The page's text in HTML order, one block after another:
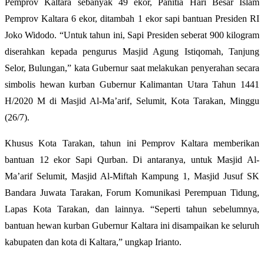
Pemprov Kaltara 6 ekor, ditambah 1 ekor sapi bantuan Presiden RI
Joko Widodo. “Untuk tahun ini, Sapi Presiden seberat 900 kilogram
diserahkan kepada pengurus Masjid Agung Istiqomah, Tanjung
Selor, Bulungan,” kata Gubernur saat melakukan penyerahan secara
simbolis hewan kurban Gubernur Kalimantan Utara Tahun 1441
H/2020 M di Masjid Al-Ma’arif, Selumit, Kota Tarakan, Minggu
(26/7).
Khusus Kota Tarakan, tahun ini Pemprov Kaltara memberikan
bantuan 12 ekor Sapi Qurban. Di antaranya, untuk Masjid Al-
Ma’arif Selumit, Masjid Al-Miftah Kampung 1, Masjid Jusuf SK
Bandara Juwata Tarakan, Forum Komunikasi Perempuan Tidung,
Lapas Kota Tarakan, dan lainnya. “Seperti tahun sebelumnya,
bantuan hewan kurban Gubernur Kaltara ini disampaikan ke seluruh
kabupaten dan kota di Kaltara,” ungkap Irianto.